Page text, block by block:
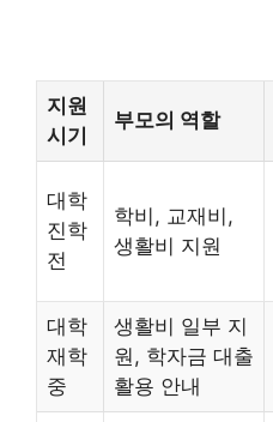
지원
시기
부모의 역할
대학
진학
전
학비, 교재비,
생활비 지원
대학
재학
중
생활비 일부 지
원, 학자금 대출
활용 안내